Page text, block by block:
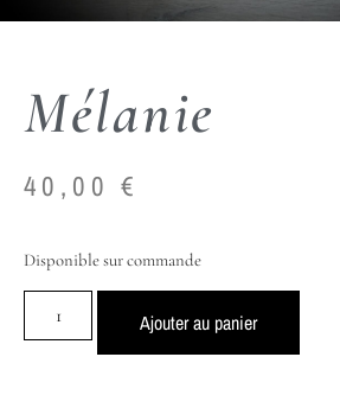
Mélanie
40,00€
Disponible sur commande
Ajouter au panier